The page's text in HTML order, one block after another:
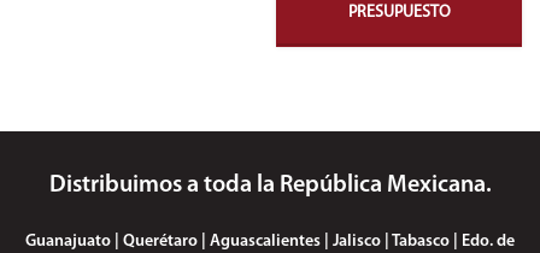
PRESUPUESTO
Distribuimos a toda la República Mexicana.
Guanajuato | Querétaro | Aguascalientes | Jalisco | Tabasco | Edo. de